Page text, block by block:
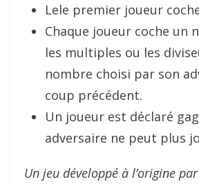
Lele premier joueur
Chaque joueur coche un
les multiples ou les
nombre choisi par son
coup précédent.
Un joueur est déclaré
adversaire ne peut plus
Un jeu développé à l’origine